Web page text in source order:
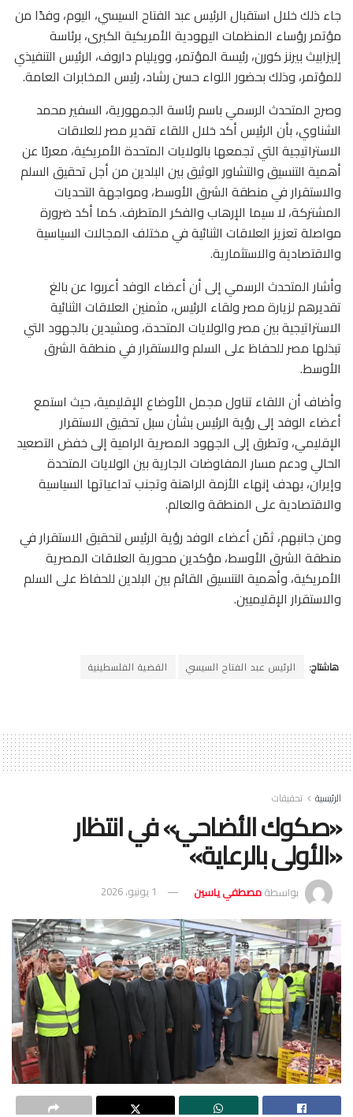
جاء ذلك خلال استقبال الرئيس عبد الفتاح السيسي، اليوم، وفدًا من
مؤتمر رؤساء المنظمات اليهودية الأمريكية الكبرى، برئاسة
إليزابيث بيرنز كورن، رئيسة المؤتمر، وويليام داروف، الرئيس التنفيذي
للمؤتمر، وذلك بحضور اللواء حسن رشاد، رئيس المخابرات العامة.
وصرح المتحدث الرسمي باسم رئاسة الجمهورية، السفير محمد
الشناوي، بأن الرئيس أكد خلال اللقاء تقدير مصر للعلاقات
الاستراتيجية التي تجمعها بالولايات المتحدة الأمريكية، معربًا عن
أهمية التنسيق والتشاور الوثيق بين البلدين من أجل تحقيق السلم
والاستقرار في منطقة الشرق الأوسط، ومواجهة التحديات
المشتركة، لا سيما الإرهاب والفكر المتطرف. كما أكد ضرورة
مواصلة تعزيز العلاقات الثنائية في مختلف المجالات السياسية
والاقتصادية والاستثمارية.
وأشار المتحدث الرسمي إلى أن أعضاء الوفد أعربوا عن بالغ
تقديرهم لزيارة مصر ولقاء الرئيس، مثمنين العلاقات الثنائية
الاستراتيجية بين مصر والولايات المتحدة، ومشيدين بالجهود التي
تبذلها مصر للحفاظ على السلم والاستقرار في منطقة الشرق
الأوسط.
وأضاف أن اللقاء تناول مجمل الأوضاع الإقليمية، حيث استمع
أعضاء الوفد إلى رؤية الرئيس بشأن سبل تحقيق الاستقرار
الإقليمي، وتطرق إلى الجهود المصرية الرامية إلى خفض التصعيد
الحالي ودعم مسار المفاوضات الجارية بين الولايات المتحدة
وإيران، بهدف إنهاء الأزمة الراهنة وتجنب تداعياتها السياسية
والاقتصادية على المنطقة والعالم.
ومن جانبهم، ثمّن أعضاء الوفد رؤية الرئيس لتحقيق الاستقرار في
منطقة الشرق الأوسط، مؤكدين محورية العلاقات المصرية
الأمريكية، وأهمية التنسيق القائم بين البلدين للحفاظ على السلم
والاستقرار الإقليميين.
هاشتاج: الرئيس عبد الفتاح السيسي القضية الفلسطينية
الرئيسية تحقيقات
«صكوك الأضاحي» في انتظار
«الأولى بالرعاية»
بواسطةمصطفي ياسين 1 يونيو، 2026